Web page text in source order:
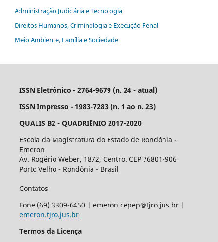
Administração Judiciária e Tecnologia
Direitos Humanos, Criminologia e Execução Penal
Meio Ambiente, Família e Sociedade
ISSN Eletrônico - 2764-9679 (n. 24 - atual)
ISSN Impresso - 1983-7283 (n. 1 ao n. 23)
QUALIS B2 - QUADRIÊNIO 2017-2020
Escola da Magistratura do Estado de Rondônia -
Emeron
Av. Rogério Weber, 1872, Centro. CEP 76801-906
Porto Velho - Rondônia - Brasil
Contatos
Fone (69) 3309-6450 | emeron.cepep@tjro.jus.br |
emeron.tjro.jus.br
Termos da Licença